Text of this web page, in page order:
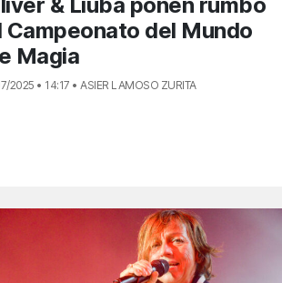
Campeonato del Mundo
Magia
2025 • 14:17 • ASIER LAMOSO ZURITA